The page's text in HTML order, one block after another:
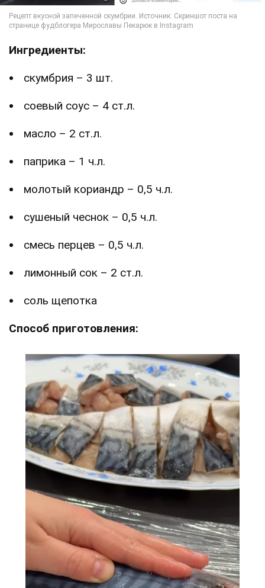
Ингредиенты:
скумбрия – 3 шт.
соевый соус – 4 ст.л.
масло – 2 ст.л.
паприка – 1 ч.л.
молотый кориандр – 0,5 ч.л.
сушеный чеснок – 0,5 ч.л.
смесь перцев – 0,5 ч.л.
лимонный сок – 2 ст.л.
соль щепотка
Способ приготовления: